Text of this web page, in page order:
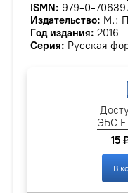
ISMN: 979-0-
Издательство: М.:
Год издания: 2016
Серия: Русская
ЭБС
15
В